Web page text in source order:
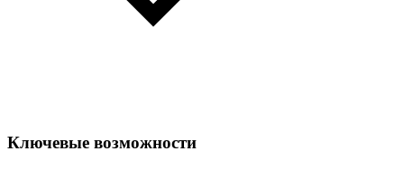
Ключевые возможности